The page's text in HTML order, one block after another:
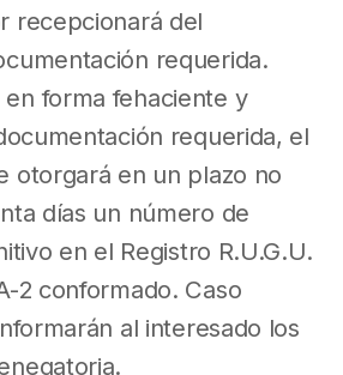
recepcionará del
requerida.
forma fehaciente y
requerida, el
otorgará en un plazo no
días un número de
en el Registro R.U.G.U.
2 conformado. Caso
al interesado los